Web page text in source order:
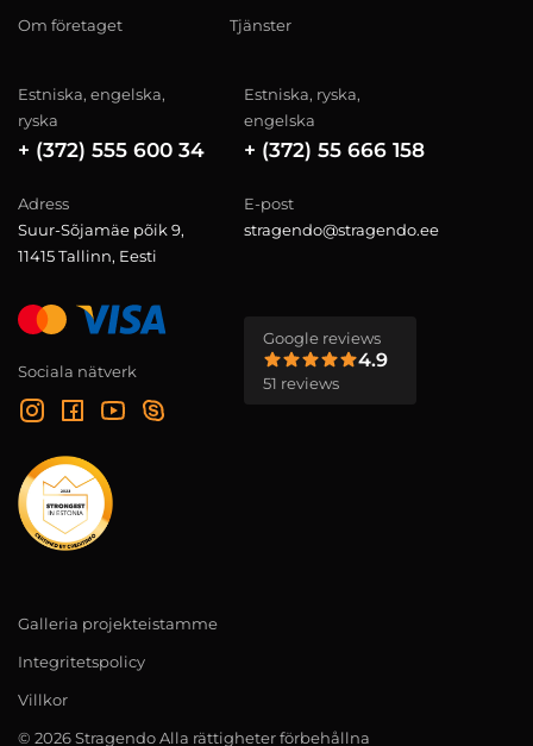
Om företaget Tjänster
Estniska, engelska,
ryska
+ (372) 555 600 34
Estniska, ryska,
engelska
+ (372) 55 666 158
Adress
Suur-Sõjamäe põik 9,
11415 Tallinn, Eesti
E-post
stragendo@stragendo.ee
Sociala nätverk
Google reviews
4.9
51 reviews
Galleria projekteistamme
Integritetspolicy
Villkor
© 2026 Stragendo Alla rättigheter förbehållna